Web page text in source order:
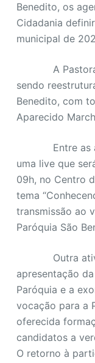
Benedito, os
Cidadania
municipal de
A Pastoral
sendo
Benedito, com
Aparecido
Entre as
uma live que
09h, no Centro
tema
transmissão ao
Paróquia São
Outra
apresentação
Paróquia e a
vocação para a
oferecida
candidatos a
O retorno à